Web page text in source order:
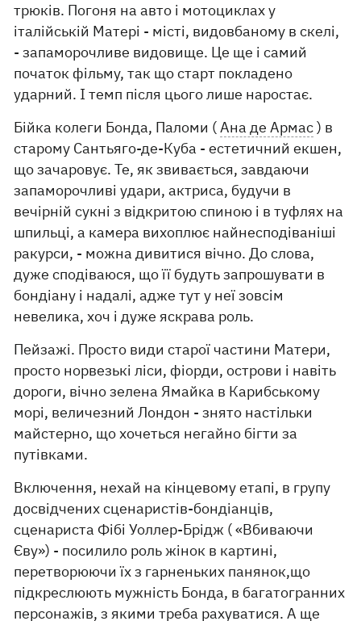
трюків. Погоня на авто і мотоциклах у
італійській Матері - місті, видовбаному в скелі,
- запаморочливе видовище. Це ще і самий
початок фільму, так що старт покладено
ударний. І темп після цього лише наростає.
Бійка колеги Бонда, Паломи (Ана де Армас) в
старому Сантьяго-де-Куба - естетичний екшен,
що зачаровує. Те, як звивається, завдаючи
запаморочливі удари, актриса, будучи в
вечірній сукні з відкритою спиною і в туфлях на
шпильці, а камера вихоплює найнесподіваніші
ракурси, - можна дивитися вічно. До слова,
дуже сподіваюся, що її будуть запрошувати в
бондіану і надалі, адже тут у неї зовсім
невелика, хоч і дуже яскрава роль.
Пейзажі. Просто види старої частини Матери,
просто норвезькі ліси, фіорди, острови і навіть
дороги, вічно зелена Ямайка в Карибському
морі, величезний Лондон - знято настільки
майстерно, що хочеться негайно бігти за
путівками.
Включення, нехай на кінцевому етапі, в групу
досвідчених сценаристів-бондіанців,
сценариста Фібі Уоллер-Брідж ( «Вбиваючи
Єву») - посилило роль жінок в картині,
перетворюючи їх з гарненьких панянок,що
підкреслюють мужність Бонда, в багатогранних
персонажів, з якими треба рахуватися. А ще